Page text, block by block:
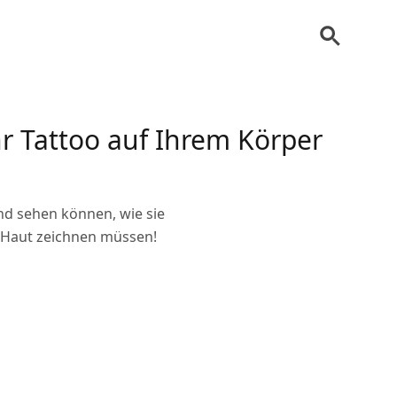
Tattoo auf Ihrem Körper
sehen können, wie sie
zeichnen müssen!